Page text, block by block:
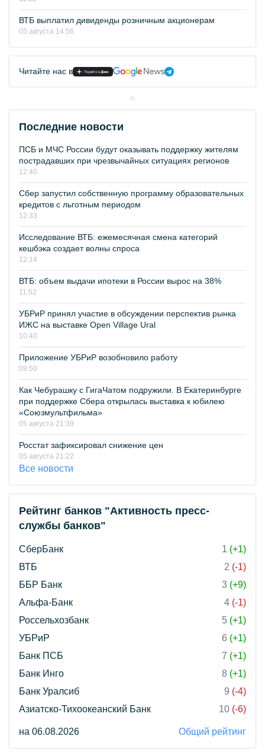
ВТБ выплатил дивиденды розничным акционерам
05 августа 14:56
Читайте нас в
Последние новости
ПСБ и МЧС России будут оказывать поддержку жителям
пострадавших при чрезвычайных ситуациях регионов
12:40
Сбер запустил собственную программу образовательных
кредитов с льготным периодом
12:33
Исследование ВТБ: ежемесячная смена категорий
кешбэка создает волны спроса
12:14
ВТБ: объем выдачи ипотеки в России вырос на 38%
11:52
УБРиР принял участие в обсуждении перспектив рынка
ИЖС на выставке Open Village Ural
10:40
Приложение УБРиР возобновило работу
09:50
Как Чебурашку с ГигаЧатом подружили. В Екатеринбурге
при поддержке Сбера открылась выставка к юбилею
«Союзмультфильма»
05 августа 21:39
Росстат зафиксировал снижение цен
05 августа 21:22
Все новости
Рейтинг банков "Активность пресс-
службы банков"
СберБанк 1 (+1)
ВТБ
2 (-1)
ББР Банк
3 (+9)
Альфа-Банк
4 (-1)
Россельхозбанк
5 (+1)
УБРиР
6 (+1)
Банк ПСБ
7 (+1)
Банк Инго
8 (+1)
Банк Уралсиб
9 (-4)
Азиатско-Тихоокеанский Банк
10 (-6)
на 06.08.2026 Общий рейтинг